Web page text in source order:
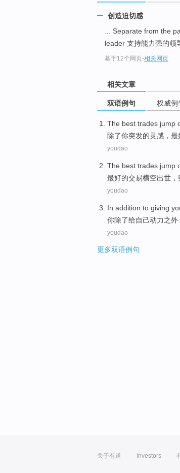
创造迫切感
... Separate from the
leader 支持能力强的领
基于12个网页-相关网页
相关文章
双语例句 权威例
The best trades jump
除了你突发的灵感， 最
youdao
The best trades jump
最好的交易横空出世，
youdao
In addition to giving
你除了给自己动力之外
youdao
更多双语例句
关于有道 Investors